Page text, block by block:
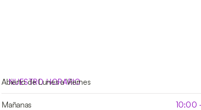
NUESTRO HORARIO
Abierto de Lunes a Viernes
Mañanas 10:00